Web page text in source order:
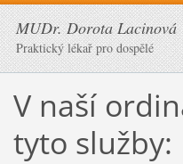
MUDr. Dorota Lacinová
Praktický lékař pro dospělé
V naší
tyto služby: